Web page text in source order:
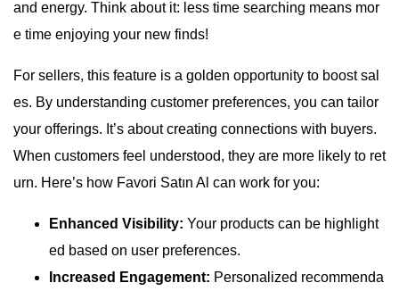
and energy. Think about it: less time searching means mor
e time enjoying your new finds!
For sellers, this feature is a golden opportunity to boost sal
es. By understanding customer preferences, you can tailor
your offerings. It’s about creating connections with buyers.
When customers feel understood, they are more likely to ret
urn. Here’s how Favori Satın Al can work for you:
Enhanced Visibility: Your products can be highlight
ed based on user preferences.
Increased Engagement: Personalized recommenda